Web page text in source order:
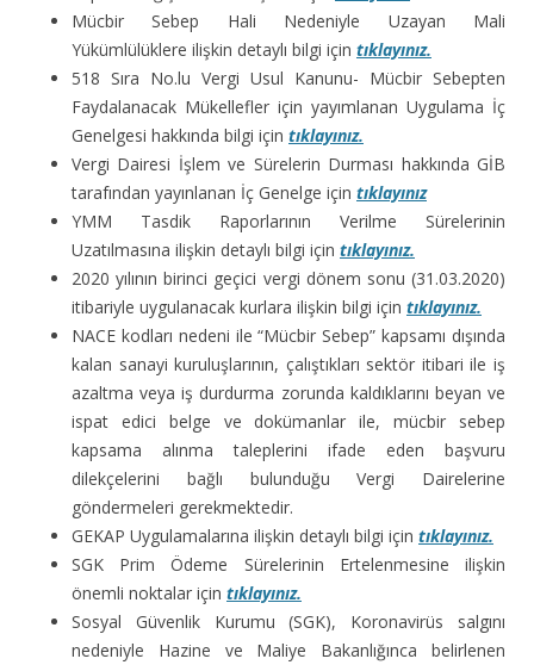
Mücbir Sebep Hali Nedeniyle Uzayan Mali
Yükümlülüklere ilişkin detaylı bilgi için tıklayınız.
518 Sıra No.lu Vergi Usul Kanunu- Mücbir Sebepten
Faydalanacak Mükellefler için yayımlanan Uygulama İç
Genelgesi hakkında bilgi için tıklayınız.
Vergi Dairesi İşlem ve Sürelerin Durması hakkında GİB
tarafından yayınlanan İç Genelge için tıklayınız
YMM Tasdik Raporlarının Verilme Sürelerinin
Uzatılmasına ilişkin detaylı bilgi için tıklayınız.
2020 yılının birinci geçici vergi dönem sonu (31.03.2020)
itibariyle uygulanacak kurlara ilişkin bilgi için tıklayınız.
NACE kodları nedeni ile “Mücbir Sebep” kapsamı dışında
kalan sanayi kuruluşlarının, çalıştıkları sektör itibari ile iş
azaltma veya iş durdurma zorunda kaldıklarını beyan ve
ispat edici belge ve dokümanlar ile, mücbir sebep
kapsama alınma taleplerini ifade eden başvuru
dilekçelerini bağlı bulunduğu Vergi Dairelerine
göndermeleri gerekmektedir.
GEKAP Uygulamalarına ilişkin detaylı bilgi için tıklayınız.
SGK Prim Ödeme Sürelerinin Ertelenmesine ilişkin
önemli noktalar için tıklayınız.
Sosyal Güvenlik Kurumu (SGK), Koronavirüs salgını
nedeniyle Hazine ve Maliye Bakanlığınca belirlenen